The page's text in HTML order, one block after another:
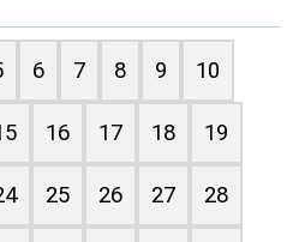
6 7 8 9 10
16 17 18 19
25 26 27 28